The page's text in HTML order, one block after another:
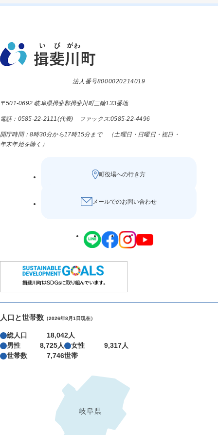
法人番号8000020214019
〒501-0692 岐阜県揖斐郡揖斐川町三輪133番地
電話：0585-22-2111(代表) ファックス:0585-22-4496
開庁時間：8時30分から17時15分まで （土曜日・日曜日・祝日・
年末年始を除く）
町役場への行き方
メールでのお問い合わせ
人口と世帯数 （2026年8月1日現在）
総人口
18,042人
男性
8,725人 女性
9,317人
世帯数
7,746世帯